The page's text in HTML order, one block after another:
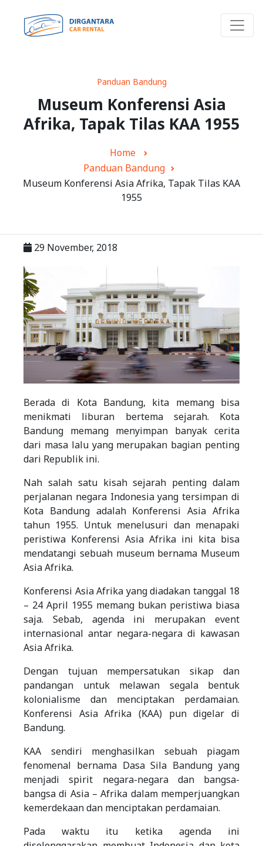
Panduan Bandung
Museum Konferensi Asia
Afrika, Tapak Tilas KAA 1955
Home
Panduan Bandung
Museum Konferensi Asia Afrika, Tapak Tilas KAA
1955
29 November, 2018
Berada di Kota Bandung, kita memang bisa
menikmati liburan bertema sejarah. Kota
Bandung memang menyimpan banyak cerita
dari masa lalu yang merupakan bagian penting
dari Republik ini.
Nah salah satu kisah sejarah penting dalam
perjalanan negara Indonesia yang tersimpan di
Kota Bandung adalah Konferensi Asia Afrika
tahun 1955. Untuk menelusuri dan menapaki
peristiwa Konferensi Asia Afrika ini kita bisa
mendatangi sebuah museum bernama Museum
Asia Afrika.
Konferensi Asia Afrika yang diadakan tanggal 18
– 24 April 1955 memang bukan peristiwa biasa
saja. Sebab, agenda ini merupakan event
internasional antar negara-negara di kawasan
Asia Afrika.
Dengan tujuan mempersatukan sikap dan
pandangan untuk melawan segala bentuk
kolonialisme dan menciptakan perdamaian.
Konferensi Asia Afrika (KAA) pun digelar di
Bandung.
KAA sendiri menghasilkan sebuah piagam
fenomenal bernama Dasa Sila Bandung yang
menjadi spirit negara-negara dan bangsa-
bangsa di Asia – Afrika dalam memperjuangkan
kemerdekaan dan menciptakan perdamaian.
Pada waktu itu ketika agenda ini